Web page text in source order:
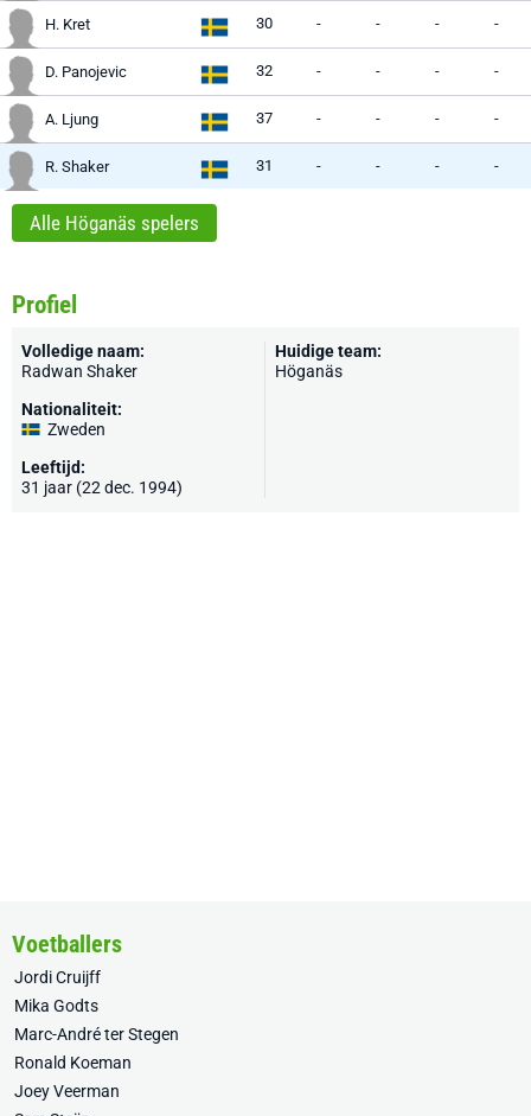
H. Kret 30 - - - -
D. Panojevic 32 - - - -
A. Ljung 37 - - - -
R. Shaker 31 - - - -
Alle Höganäs spelers
Profiel
Volledige naam:
Radwan Shaker
Nationaliteit:
Zweden
Leeftijd:
31 jaar (22 dec. 1994)
Huidige team:
Höganäs
Voetballers
Jordi Cruijff
Mika Godts
Marc-André ter Stegen
Ronald Koeman
Joey Veerman